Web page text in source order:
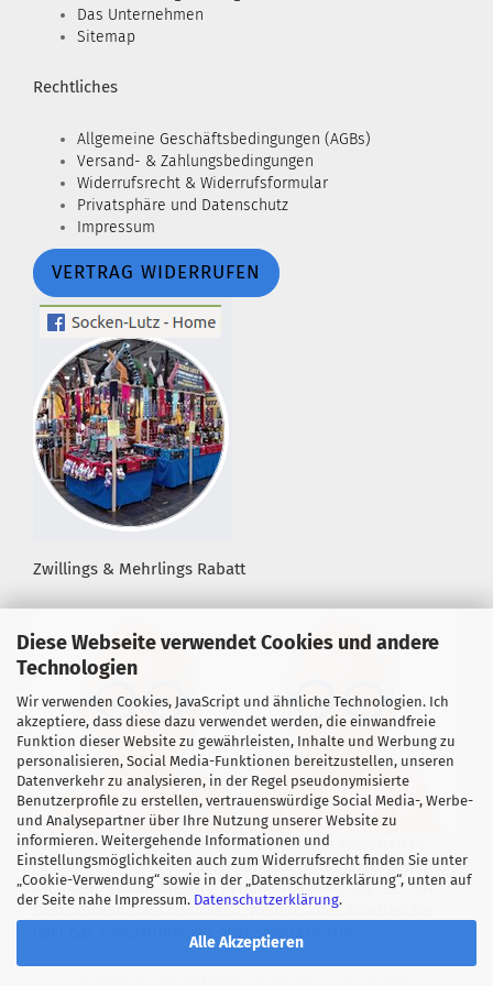
Diese Webseite verwendet Cookies und andere
Technologien
Wir verwenden Cookies, JavaScript und ähnliche Technologien. Ich
akzeptiere, dass diese dazu verwendet werden, die einwandfreie
Funktion dieser Website zu gewährleisten, Inhalte und Werbung zu
personalisieren, Social Media-Funktionen bereitzustellen, unseren
Datenverkehr zu analysieren, in der Regel pseudonymisierte
Benutzerprofile zu erstellen, vertrauenswürdige Social Media-, Werbe-
und Analysepartner über Ihre Nutzung unserer Website zu
informieren. Weitergehende Informationen und
Einstellungsmöglichkeiten auch zum Widerrufsrecht finden Sie unter
„Cookie-Verwendung“ sowie in der „Datenschutzerklärung“, unten auf
der Seite nahe Impressum. Datenschutzerklärung.
Alle Akzeptieren
Das Unternehmen
Sitemap
Rechtliches
Allgemeine Geschäftsbedingungen (AGBs)
Versand- & Zahlungsbedingungen
Widerrufsrecht & Widerrufsformular
Privatsphäre und Datenschutz
Impressum
VERTRAG WIDERRUFEN
Zwillings & Mehrlings Rabatt
Für alle Zwillings- &, Mehrlingseltern sowie kinderreiche
Familien mit mind. 3 eigenen Kindern bis 18 Jahre! gewähren
wir einen "Zwillingsrabatt" in Höhe von mind. 5%* auf Ihre
Bestellungen (*auf Nachweis). Weitere Infos erhalten Sie
über das Kontaktformular oder Servicetelefon.